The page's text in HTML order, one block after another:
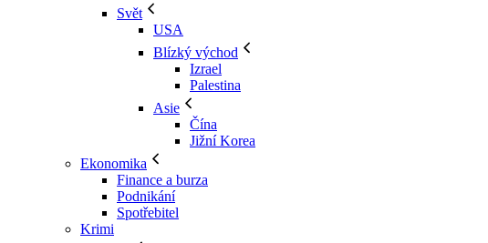
Svět
USA
Blízký východ
Izrael
Palestina
Asie
Čína
Jižní Korea
Ekonomika
Finance a burza
Podnikání
Spotřebitel
Krimi